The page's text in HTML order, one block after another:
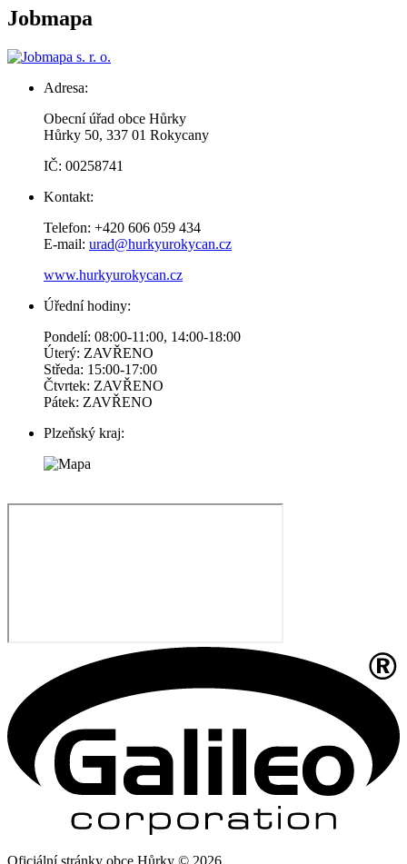
Jobmapa
Adresa:
Obecní úřad obce Hůrky
Hůrky 50, 337 01 Rokycany
IČ: 00258741
Kontakt:
Telefon: +420 606 059 434
E-mail: urad@hurkyurokycan.cz
www.hurkyurokycan.cz
Úřední hodiny:
Pondelí: 08:00-11:00, 14:00-18:00
Úterý: ZAVŘENO
Středa: 15:00-17:00
Čtvrtek: ZAVŘENO
Pátek: ZAVŘENO
Plzeňský kraj:
Oficiální stránky obce Hůrky © 2026